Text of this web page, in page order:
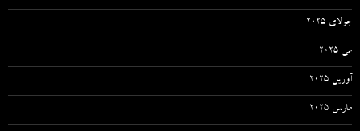
جولای 2025
می 2025
آوریل 2025
مارس 2025